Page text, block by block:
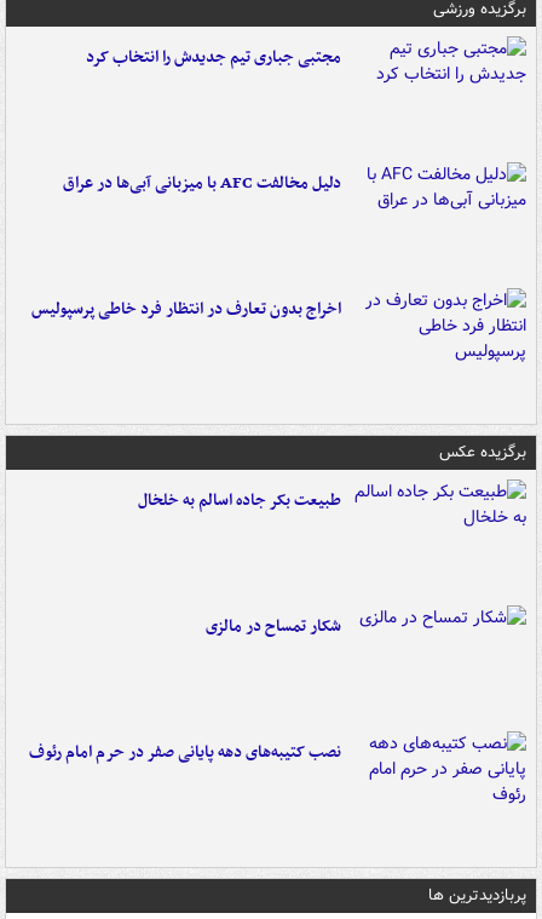
برگزیده ورزشی
مجتبی جباری تیم جدیدش را انتخاب کرد
دلیل مخالفت AFC با میزبانی آبی‌ها در عراق
اخراج بدون تعارف در انتظار فرد خاطی پرسپولیس
برگزیده عکس
طبیعت بکر جاده اسالم به خلخال
شکار تمساح در مالزی
نصب کتیبه‌های دهه پایانی صفر در حرم امام رئوف
پربازدیدترین ها